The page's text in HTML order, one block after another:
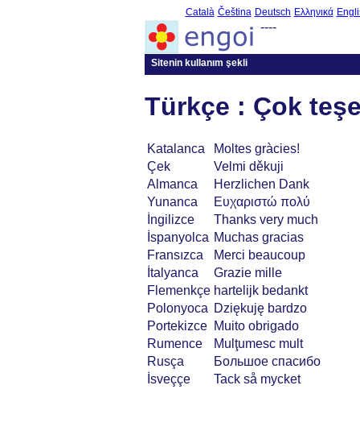
Català Čeština Deutsch Ελληνικά
----
Sitenin kullanım şekli
Türkçe : Çok
Katalanca
Moltes gràcies!
Çek
Velmi děkuji
Almanca
Herzlichen Dank
Yunanca
Ευχαριστώ πολύ
İngilizce
Thanks very much
İspanyolca Muchas gracias
Fransızca
Merci beaucoup
İtalyanca
Grazie mille
Flemenkçe hartelijk bedankt
Polonyoca Dziękuję bardzo
Portekizce Muito obrigado
Rumence
Mulţumesc mult
Rusça
Большое спасибо
İsveççe
Tack så mycket